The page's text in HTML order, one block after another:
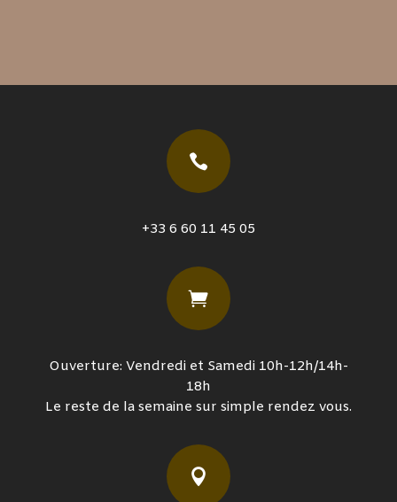

+33 6 60 11 45 05

Ouverture: Vendredi et Samedi 10h-12h/14h-
18h
Le reste de la semaine sur simple rendez vous.
